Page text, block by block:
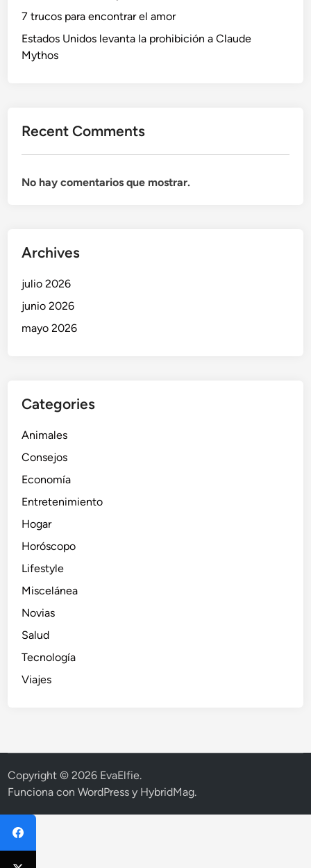
7 trucos para encontrar el amor
Estados Unidos levanta la prohibición a Claude
Mythos
Recent Comments
No hay comentarios que mostrar.
Archives
julio 2026
junio 2026
mayo 2026
Categories
Animales
Consejos
Economía
Entretenimiento
Hogar
Horóscopo
Lifestyle
Miscelánea
Novias
Salud
Tecnología
Viajes
Copyright © 2026 EvaElfie.
Funciona conWordPress y HybridMag.